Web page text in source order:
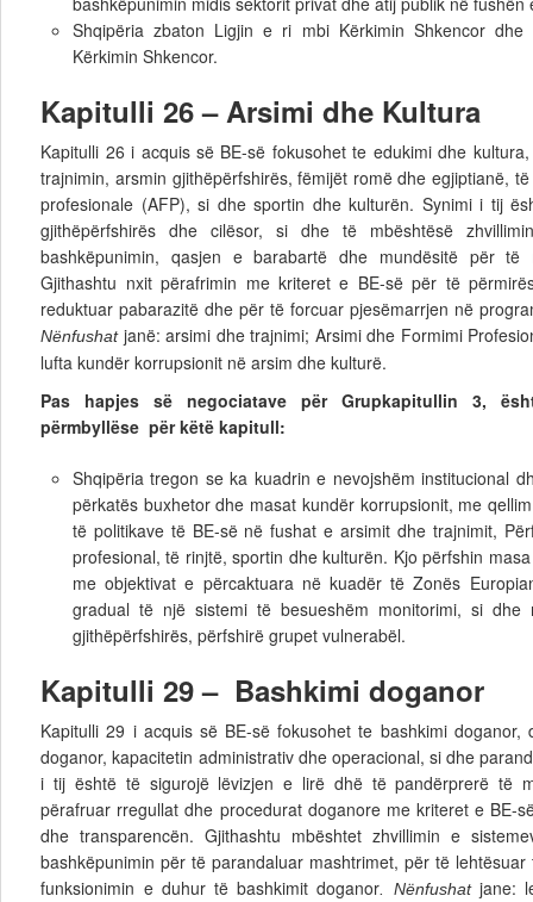
Shqipëria zbaton Ligjin e ri mbi Kërkimin Shkencor dhe
Kërkimin Shkencor.
Kapitulli 26 – Arsimi dhe Kultura
Kapitulli 26 i acquis së BE-së fokusohet te edukimi dhe
trajnimin, arsmin gjithëpërfshirës, fëmijët romë dhe egjiptianë,
profesionale (AFP), si dhe sportin dhe kulturën. Synimi i tij
gjithëpërfshirës dhe cilësor, si dhe të mbështësë
bashkëpunimin, qasjen e barabartë dhe mundësitë për të
Gjithashtu nxit përafrimin me kriteret e BE-së për të
reduktuar pabarazitë dhe për të forcuar pjesëmarrjen në
Nënfushat janë: arsimi dhe trajnimi; Arsimi dhe Formimi
lufta kundër korrupsionit në arsim dhe kulturë.
Pas hapjes së negociatave për Grupkapitullin 3,
përmbyllëse për këtë kapitull:
Shqipëria tregon se ka kuadrin e nevojshëm institucional
përkatës buxhetor dhe masat kundër korrupsionit, me
të politikave të BE-së në fushat e arsimit dhe trajnimit,
profesional, të rinjtë, sportin dhe kulturën. Kjo përfshin
me objektivat e përcaktuara në kuadër të Zonës
gradual të një sistemi të besueshëm monitorimi, si
gjithëpërfshirës, përfshirë grupet vulnerabël.
Kapitulli 29 – Bashkimi doganor
Kapitulli 29 i acquis së BE-së fokusohet te bashkimi doganor,
doganor, kapacitetin administrativ dhe operacional, si dhe
i tij është të sigurojë lëvizjen e lirë dhë të pandërprerë të
përafruar rregullat dhe procedurat doganore me kriteret e BE-
dhe transparencën. Gjithashtu mbështet zhvillimin e
bashkëpunimin për të parandaluar mashtrimet, për të
funksionimin e duhur të bashkimit doganor. Nënfushatjane: